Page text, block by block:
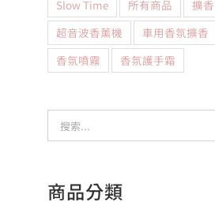
Slow Time
所有商品 擴香
超音波香薰機
車用香氛擴香
香氛噴霧
香氛護手霜
商品分類